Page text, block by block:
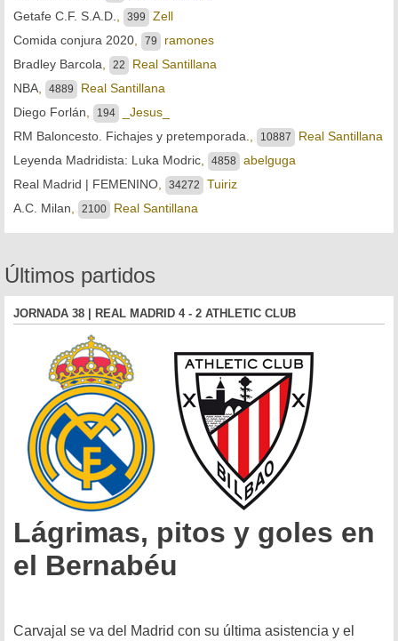
Getafe C.F. S.A.D.
399
Zell
Comida conjura 2020
79
ramones
Bradley Barcola
22
Real Santillana
NBA
4889
Real Santillana
Diego Forlán
194
_Jesus_
RM Baloncesto. Fichajes y pretemporada.
10887
Real Santillana
Leyenda Madridista: Luka Modric
4858
abelguga
Real Madrid | FEMENINO
34272
Tuiriz
A.C. Milan
2100 Real Santillana
Últimos partidos
JORNADA 38 | REAL MADRID 4 - 2 ATHLETIC CLUB
Lágrimas, pitos y goles en
el Bernabéu
Carvajal se va del Madrid con su última asistencia y el